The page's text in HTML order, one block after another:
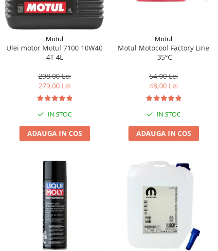
Motul
Ulei motor Motul 7100 10W40
4T 4L
298,00 Lei
279,00 Lei
IN STOC
ADAUGA IN COS
Motul
Motul Motocool Factory Line
-35°C
54,00 Lei
48,00 Lei
IN STOC
ADAUGA IN COS